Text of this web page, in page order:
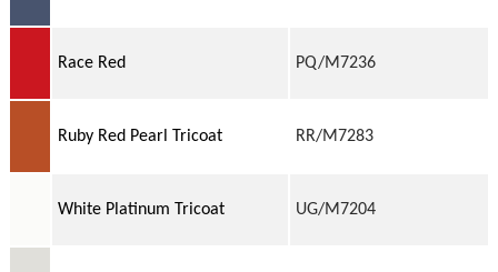
Race Red PQ/M7236
Ruby Red Pearl Tricoat RR/M7283
White Platinum Tricoat UG/M7204